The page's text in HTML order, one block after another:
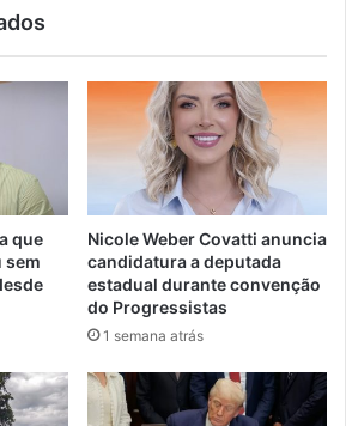
que
sem
Nicole Weber Covatti anuncia
candidatura a deputada
estadual durante convenção
do Progressistas
1 semana atrás